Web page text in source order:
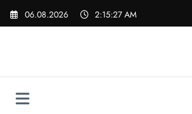
Перейти
06.08.2026 2:15:28 AM